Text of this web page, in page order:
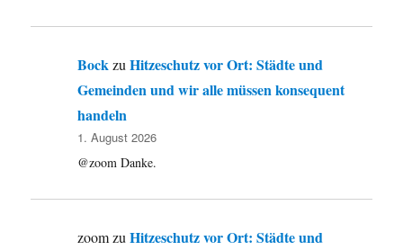
BockzuHitzeschutz vor Ort: Städte und
Gemeinden und wir alle müssen konsequent
handeln
1. August 2026
@zoom Danke.
zoomzuHitzeschutz vor Ort: Städte und